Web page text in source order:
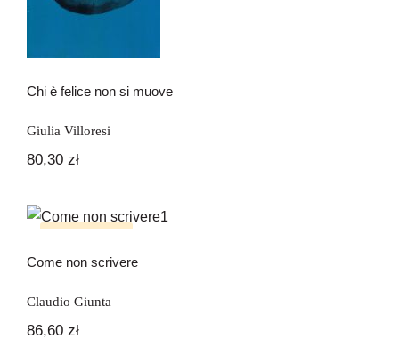
Chi è felice non si muove
Giulia Villoresi
80,30 zł
Come non scrivere
Come non scrivere
Claudio Giunta
86,60 zł